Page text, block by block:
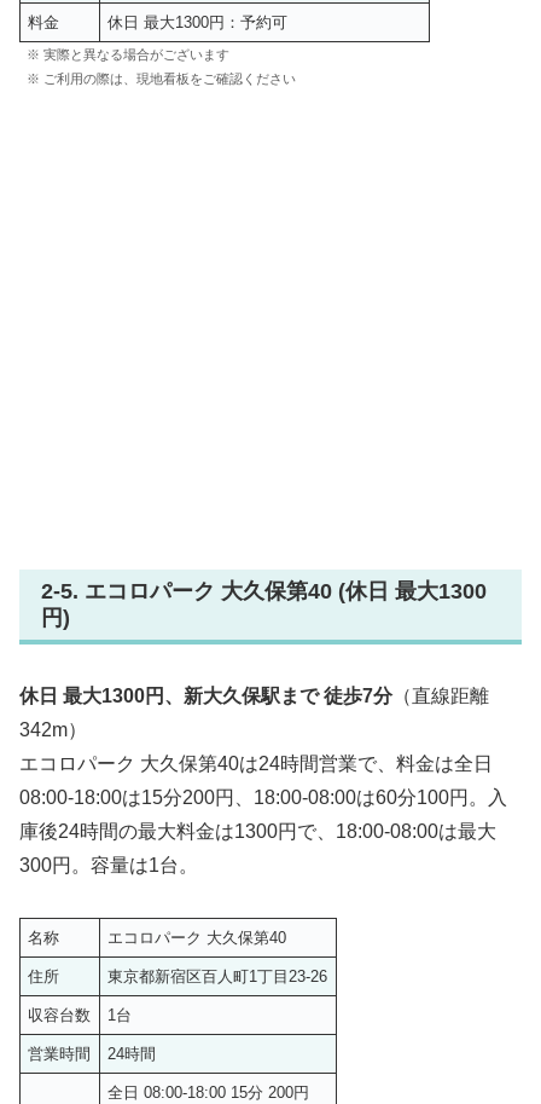
料金 休日 最大1300円：予約可
※ 実際と異なる場合がございます
※ ご利用の際は、現地看板をご確認ください
2-5. エコロパーク 大久保第40 (休日 最大1300
円)
休日 最大1300円、新大久保駅まで 徒歩7分（直線距離
342m）
エコロパーク 大久保第40は24時間営業で、料金は全日
08:00-18:00は15分200円、18:00-08:00は60分100円。入
庫後24時間の最大料金は1300円で、18:00-08:00は最大
300円。容量は1台。
名称 エコロパーク 大久保第40
住所 東京都新宿区百人町1丁目23-26
収容台数 1台
営業時間 24時間
全日 08:00-18:00 15分 200円